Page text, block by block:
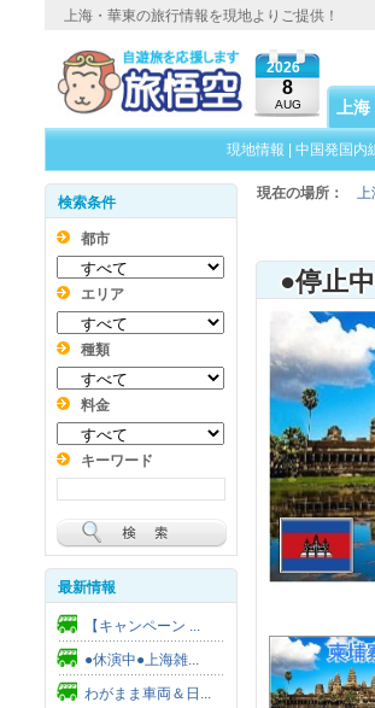
上海・華東の旅行情報を現地よりご提供！
2026
8
AUG 上
現地情報 中国発国内
検索条件
都市
エリア
種類
料金
キーワード
最新情報
【キャンペーン ...
●休演中●上海雑...
わがまま車両＆日...
現在の場所： 上